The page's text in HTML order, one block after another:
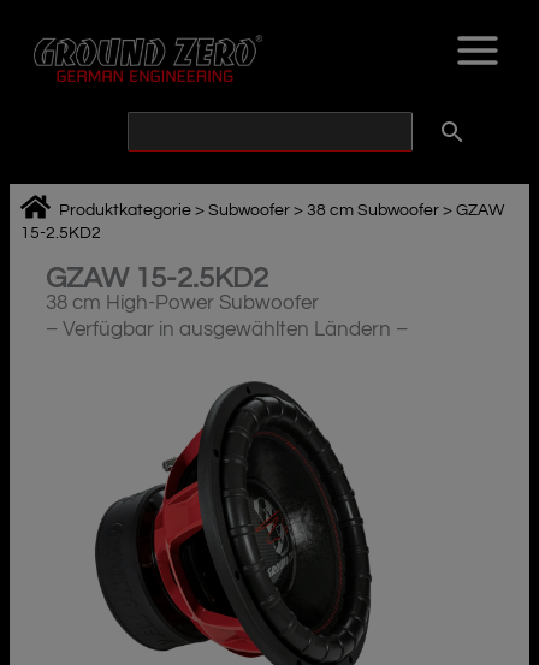
springen
Produktkategorie >Subwoofer > 38 cm Subwoofer >GZAW
15-2.5KD2
GZAW 15-2.5KD2
38 cm High-Power Subwoofer
– Verfügbar in ausgewählten Ländern –